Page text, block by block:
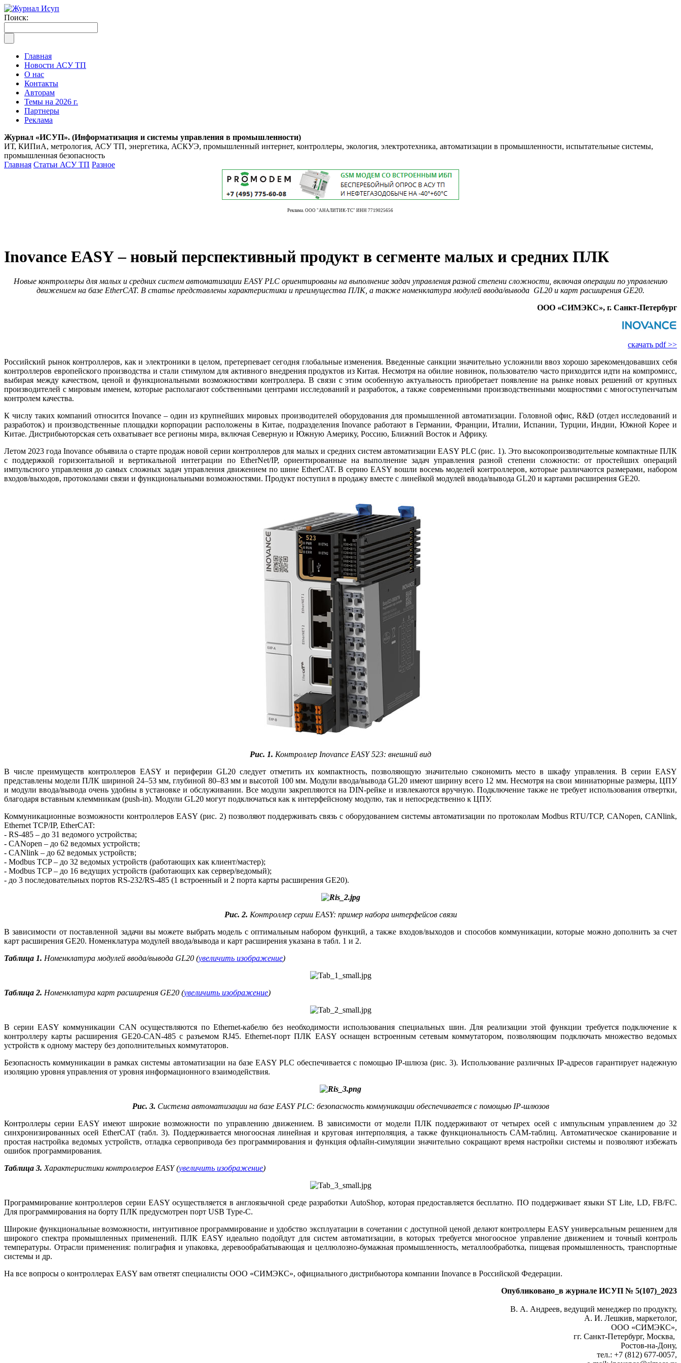
Поиск:
Главная
Новости АСУ ТП
О нас
Контакты
Авторам
Темы на 2026 г.
Партнеры
Реклама
Журнал «ИСУП». (Информатизация и системы управления в промышленности)
ИТ, КИПиА, метрология, АСУ ТП, энергетика, АСКУЭ, промышленный интернет, контроллеры, экология, электротехника, автоматизации в промышленности, испытательные системы,
промышленная безопасность
Главная Статьи АСУ ТП Разное
Реклама. ООО "АНАЛИТИК-ТС" ИНН 7719025656
Inovance EASY – новый перспективный продукт в сегменте малых и средних ПЛК
Новые контроллеры для малых и средних систем автоматизации EASY PLC ориентированы на выполнение задач управления разной степени сложности, включая операции по управлению
движением на базе EtherCAT. В статье представлены характеристики и преимущества ПЛК, а также номенклатура модулей ввода/вывода GL20 и карт расширения GE20.
ООО «СИМЭКС», г. Санкт-Петербург
скачать pdf >>
Российский рынок контроллеров, как и электроники в целом, претерпевает сегодня глобальные изменения. Введенные санкции значительно усложнили ввоз хорошо зарекомендовавших се­бя
контроллеров европейского производства и стали стимулом для активного внедрения продуктов из Китая. Несмотря на обилие новинок, пользователю часто приходится идти на компромисс,
выбирая между качеством, ценой и функциональными возможностями контроллера. В связи с этим особенную актуальность приобретает появление на рынке новых решений от крупных
производителей с мировым именем, которые располагают собственными центрами исследований и разработок, а также современными производственными мощностями с многоступенчатым
контролем качества.
К числу таких компаний относится Inovance – один из крупнейших мировых производителей оборудования для промышленной автоматизации. Головной офис, R&D (отдел исследований и
разработок) и производственные площадки корпорации расположены в Китае, подразделения Inovance работают в Германии, Франции, Италии, Испании, Турции, Индии, Южной Корее и
Китае. Дистрибьюторская сеть охватывает все регионы ми­ра, включая Северную и Южную Америку, Россию, Ближний Восток и Африку.
Летом 2023 года Inovance объявила о старте продаж новой серии контроллеров для малых и средних систем автоматизации EASY PLC (рис. 1). Это высокопроизводительные компактные ПЛК
с поддержкой горизонтальной и вертикальной интеграции по EtherNet/IP, ориентированные на выполнение задач управления разной степени сложности: от простейших операций
импульсного управления до самых сложных задач управления движением по ши­не EtherCAT. В серию EASY вошли восемь моделей контроллеров, которые различаются размерами, набором
входов/выходов, протоколами связи и функциональными возможностями. Продукт поступил в продажу вместе с линейкой модулей ввода/вывода GL20 и картами расширения GE20.
Рис. 1. Контроллер Inovance EASY 523: внешний вид
В числе преимуществ контроллеров EASY и периферии GL20 следует отметить их компактность, позволяющую значительно сэкономить место в шкафу управления. В серии EASY
представлены модели ПЛК шириной 24–53 мм, глубиной 80–83 мм и высотой 100 мм. Модули ввода/вывода GL20 имеют ширину всего 12 мм. Несмотря на свои миниатюрные размеры, ЦПУ
и модули ввода/вывода очень удобны в установке и обслуживании. Все модули закрепляются на DIN-рейке и извлекаются вручную. Подключение также не требует использования отвертки,
благодаря вставным клеммникам (push-in). Модули GL20 могут подключаться как к интерфейсному модулю, так и непосредственно к ЦПУ.
Коммуникационные возможности контроллеров EASY (рис. 2) позволяют поддерживать связь с оборудованием системы автоматизации по протоколам Modbus RTU/TCP, CANopen, CANlink,
Ethernet TCP/IP, EtherCAT:
- RS‑485 – до 31 ведомого устройства;
- CANopen – до 62 ведомых уст­ройств;
- CANlink – до 62 ведомых уст­ройств;
- Modbus TCP – до 32 ведомых устройств (работающих как клиент/мастер);
- Modbus TCP – до 16 ведущих устройств (работающих как сервер/ведомый);
- до 3 последовательных портов RS‑232/RS‑485 (1 встроенный и 2 порта карты расширения GE20).
Рис. 2. Контроллер серии EASY: пример набора интерфейсов связи
В зависимости от поставленной задачи вы можете выбрать модель с оптимальным набором функций, а также входов/выходов и способов коммуникации, которые можно дополнить за счет
карт расширения GE20. Номенклатура модулей ввода/вывода и карт расширения указана в табл. 1 и 2.
Таблица 1. Номенклатура модулей ввода/вывода GL20 (увеличить изображение)
Таблица 2. Номенклатура карт расширения GE20 (увеличить изображение)
В серии EASY коммуникации CAN осуществляются по Ethernet-кабелю без необходимости использования специальных шин. Для реализации этой функции требуется подключение к
контроллеру карты расширения GE20‑CAN‑485 с разъемом RJ45. Ethernet-порт ПЛК EASY оснащен встроенным сетевым коммутатором, позволяющим подключать множество ведомых
устройств к одному мастеру без дополнительных коммутаторов.
Безопасность коммуникации в рамках системы автоматизации на ба­зе EASY PLC обеспечивается c помощью IP-шлюза (рис. 3). Использование различных IP-адресов гарантирует надежную
изоляцию уровня управления от уровня информационного взаимодействия.
Рис. 3. Система автоматизации на базе EASY PLC: безопасность коммуникации обеспечивается c помощью IP-шлюзов
Контроллеры серии EASY имеют широкие возможности по управлению движением. В зависимости от модели ПЛК поддерживают от четырех осей с импульсным управлением до 32
синхронизированных осей Ether­CAT (табл. 3). Поддерживается многоосная линейная и круговая интерполяция, а также функциональность CAM-таблиц. Автоматическое сканирование и
простая настройка ведомых устройств, отладка сервопривода без программирования и функция офлайн-симуляции значительно сокращают время настройки системы и позволяют избежать
ошибок программирования.
Таблица 3. Характеристики контроллеров EASY (увеличить изображение)
Программирование контроллеров серии EASY осуществляется в англоязычной среде разработки AutoShop, которая предоставляется бесплатно. ПО поддерживает языки ST Lite, LD, FB/FC.
Для программирования на борту ПЛК предусмотрен порт USB Type-C.
Широкие функциональные возможности, интуитивное программирование и удобство эксплуатации в сочетании с доступной ценой делают контроллеры EASY универсальным решением для
широкого спектра промышленных применений. ПЛК EASY идеально подойдут для систем автоматизации, в которых требуется многоосное управление движением и точный контроль
температуры. Отрасли применения: полиграфия и упаковка, деревообрабатывающая и целлюлозно-бумажная промышленность, металлообработка, пищевая промышленность, транспортные
системы и др.
На все вопросы о контроллерах EASY вам ответят специалисты ООО «СИМЭКС», официального дистрибьютора компании Inovance в Российской Федерации.
Опубликовано_в журнале ИСУП № 5(107)_2023
В. А. Андреев, ведущий менеджер по продукту,
А. И. Лешкив, маркетолог,
ООО «СИМЭКС»,
гг. Санкт-Петербург, Москва,
Ростов-на-Дону,
тел.: +7 (812) 677‑0057,